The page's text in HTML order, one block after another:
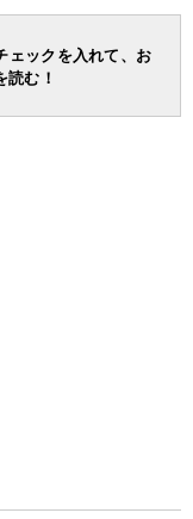
ェックを入れて、お
む！